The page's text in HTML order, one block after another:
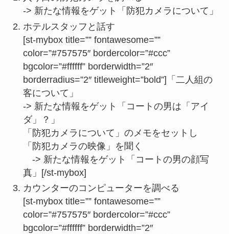
-> 新たな情報をゲット「防犯カメラについて」
ホテルスタッフと話す
[st-mybox title=”” fontawesome=””
color=”#757575″ bordercolor=”#ccc”
bgcolor=”#ffffff” borderwidth=”2″
borderradius=”2″ titleweight=”bold”]「二人組の
客について」
-> 新たな情報をゲット「コートの男は「アイ
ダ」？」
「防犯カメラについて」のメモをセットし
「防犯カメラの映像」を聞く
-> 新たな情報をゲット「コートの男の顔写
真」[/st-mybox]
カウンターのコンピューターを調べる
[st-mybox title=”” fontawesome=””
color=”#757575″ bordercolor=”#ccc”
bgcolor=”#ffffff” borderwidth=”2″